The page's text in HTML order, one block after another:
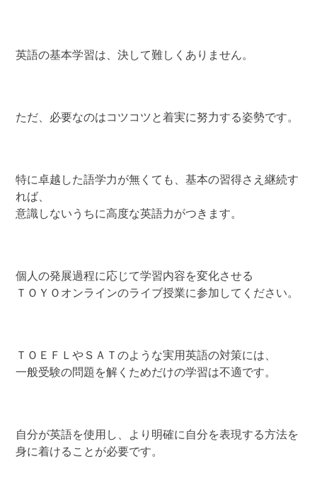
英語の基本学習は、決して難しくありません。
ただ、必要なのはコツコツと着実に努力する姿勢です。
特に卓越した語学力が無くても、基本の習得さえ継続す
れば、
意識しないうちに高度な英語力がつきます。
個人の発展過程に応じて学習内容を変化させる
ＴＯＹＯオンラインのライブ授業に参加してください。
ＴＯＥＦＬやＳＡＴのような実用英語の対策には、
一般受験の問題を解くためだけの学習は不適です。
自分が英語を使用し、より明確に自分を表現する方法を
身に着けることが必要です。